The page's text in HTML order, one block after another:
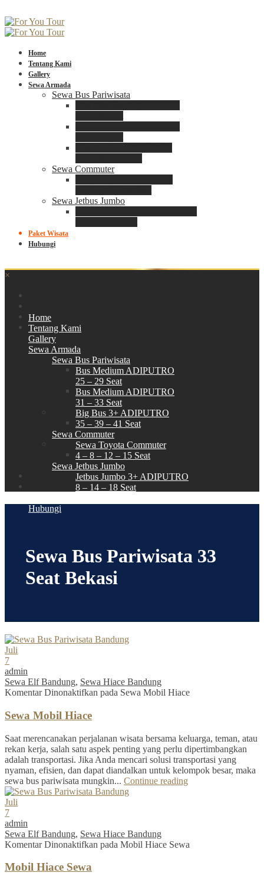
Home
Tentang Kami
Gallery
Sewa Armada
Sewa Bus Pariwisata
Sewa Commuter
Sewa Jetbus Jumbo
Paket Wisata
Hubungi
×
Home
Tentang Kami
Gallery
Sewa Armada
Sewa Bus Pariwisata
Bus Medium ADIPUTRO
25 – 29 Seat
Bus Medium ADIPUTRO
31 – 33 Seat
Big Bus 3+ ADIPUTRO
35 – 39 – 41 Seat
Sewa Commuter
Sewa Toyota Commuter
4 – 8 – 12 – 15 Seat
Sewa Jetbus Jumbo
Jetbus Jumbo 3+ ADIPUTRO
8 – 14 – 18 Seat
Hubungi
Sewa Bus Pariwisata 33
Seat Bekasi
Juli
7
admin
Sewa Elf Bandung, Sewa Hiace Bandung
Komentar Dinonaktifkan pada Sewa Mobil Hiace
Sewa Mobil Hiace
Saat merencanakan perjalanan wisata bersama keluarga, teman, atau
rekan kerja, salah satu aspek penting yang perlu dipertimbangkan
adalah transportasi. Jika Anda mencari solusi transportasi yang
nyaman, efisien, dan dapat diandalkan untuk kelompok besar, maka
sewa bus pariwisata mungkin... Continue reading
Juli
7
admin
Sewa Elf Bandung, Sewa Hiace Bandung
Komentar Dinonaktifkan pada Mobil Hiace Sewa
Mobil Hiace Sewa